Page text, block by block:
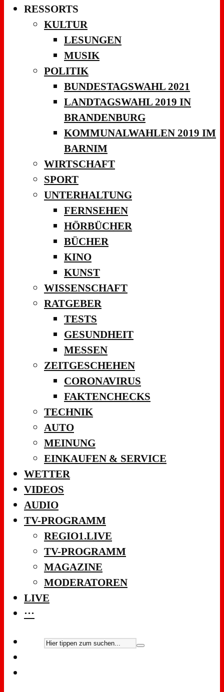
RESSORTS
KULTUR
LESUNGEN
MUSIK
POLITIK
BUNDESTAGSWAHL 2021
LANDTAGSWAHL 2019 IN
BRANDENBURG
KOMMUNALWAHLEN 2019 IM
BARNIM
WIRTSCHAFT
SPORT
UNTERHALTUNG
FERNSEHEN
HÖRBÜCHER
BÜCHER
KINO
KUNST
WISSENSCHAFT
RATGEBER
TESTS
GESUNDHEIT
MESSEN
ZEITGESCHEHEN
CORONAVIRUS
FAKTENCHECKS
TECHNIK
AUTO
MEINUNG
EINKAUFEN & SERVICE
WETTER
VIDEOS
AUDIO
TV-PROGRAMM
REGIO1.LIVE
TV-PROGRAMM
MAGAZINE
MODERATOREN
LIVE
···